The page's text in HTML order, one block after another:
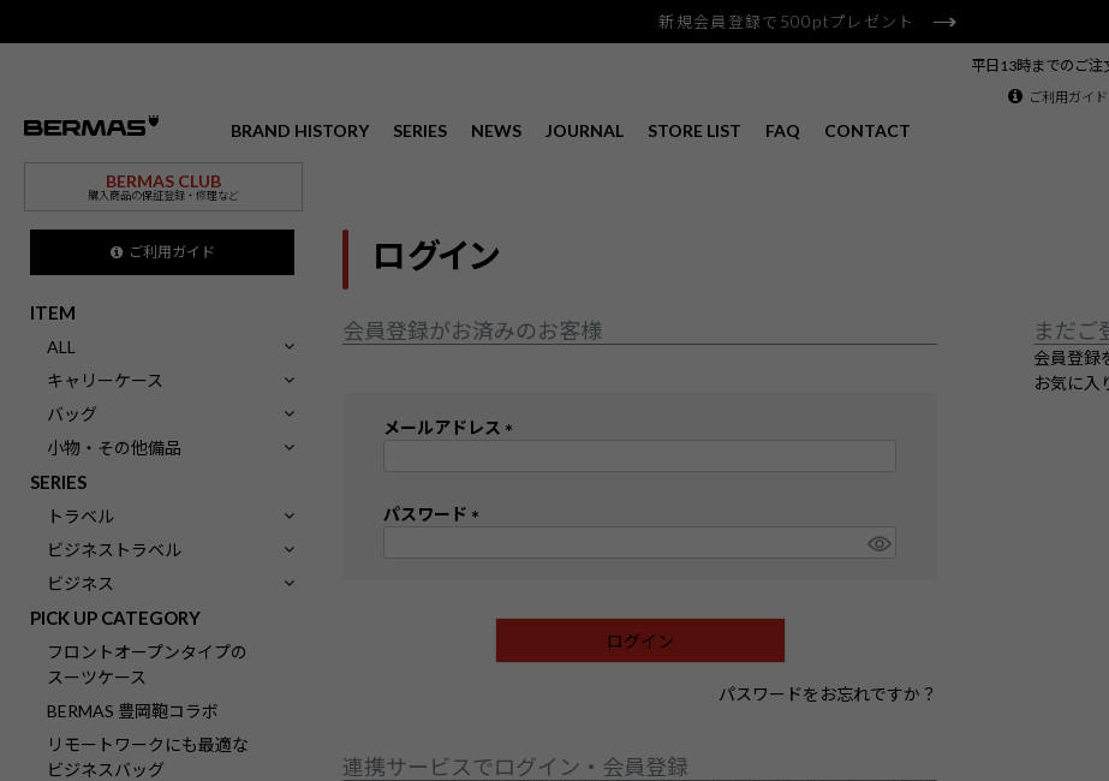
新規会員登録で500ptプレゼント
BRAND HISTORY SERIES NEWS JOURNAL STORE LIST FAQ CONTACT
BERMAS CLUB
購入商品の保証登録・修理など
平日13時までのご注
ご利用ガイド
ご利用ガイド
ITEM
ALL
キャリーケース
バッグ
小物・その他備品
SERIES
トラベル
ビジネストラベル
ビジネス
PICK UP CATEGORY
フロントオープンタイプの
スーツケース
BERMAS 豊岡鞄コラボ
リモートワークにも最適な
ビジネスバッグ
ログイン
会員登録がお済みのお客様
メールアドレス
パスワード
ログイン
パスワードをお忘れですか？
連携サービスでログイン・会員登録
まだご
会員登録
お気に入